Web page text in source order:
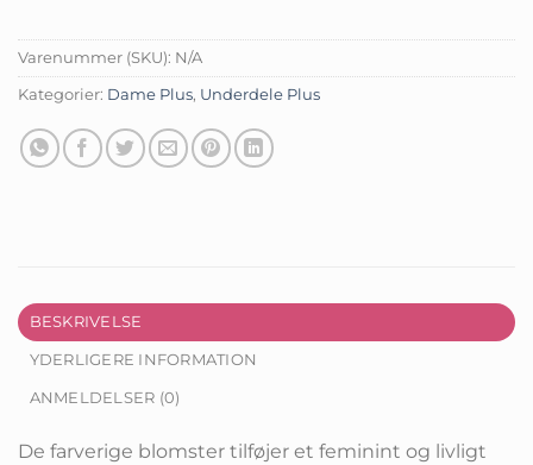
Varenummer (SKU): N/A
Kategorier: Dame Plus, Underdele Plus
BESKRIVELSE
YDERLIGERE INFORMATION
ANMELDELSER (0)
De farverige blomster tilføjer et feminint og livligt